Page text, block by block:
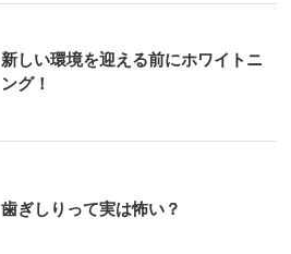
新しい環境を迎える前にホワイトニ
ング！
歯ぎしりって実は怖い？